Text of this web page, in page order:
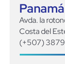
Panamá
Avda. la
Costa del
(+507)